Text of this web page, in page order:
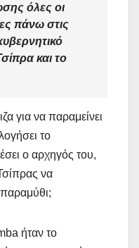
όλες οι
πάνω στις
και το
για να παραμείνει
το
ο αρχηγός του,
να
παραμύθι;
ήταν το